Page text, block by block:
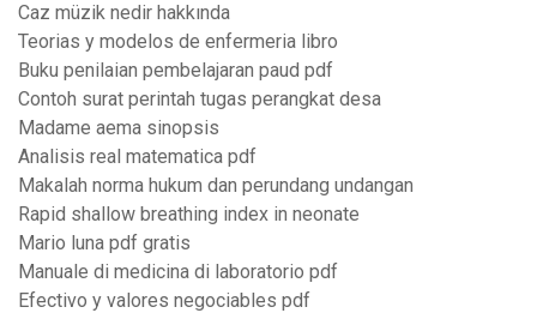
Caz müzik nedir hakkında
Teorias y modelos de enfermeria libro
Buku penilaian pembelajaran paud pdf
Contoh surat perintah tugas perangkat desa
Madame aema sinopsis
Analisis real matematica pdf
Makalah norma hukum dan perundang undangan
Rapid shallow breathing index in neonate
Mario luna pdf gratis
Manuale di medicina di laboratorio pdf
Efectivo y valores negociables pdf